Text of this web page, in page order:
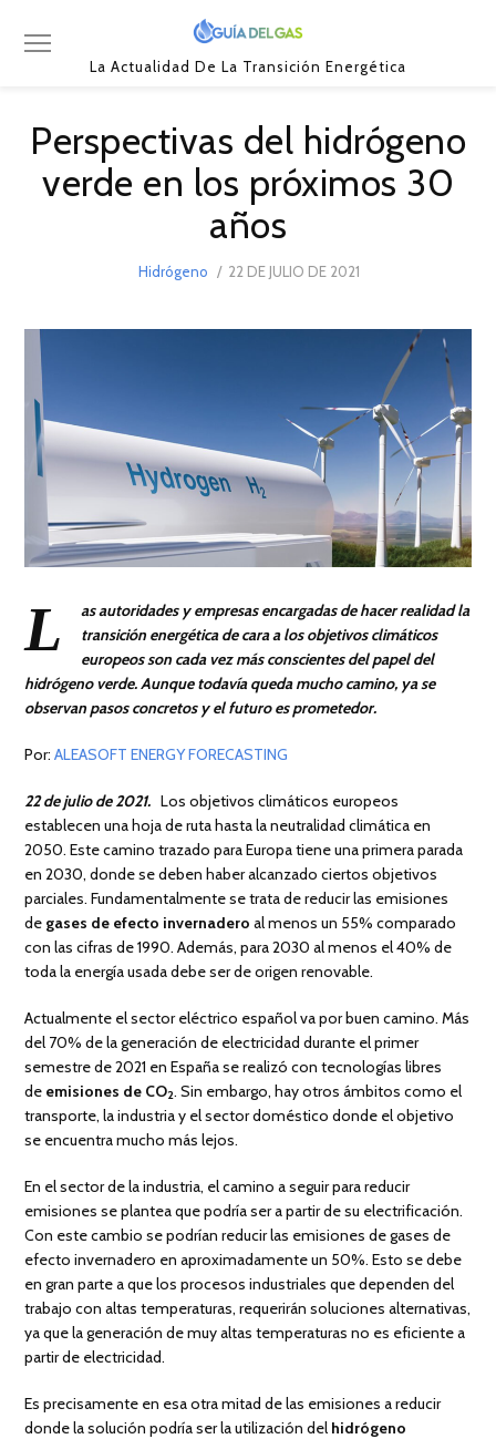
La Actualidad De La Transición Energética
Perspectivas del hidrógeno
verde en los próximos 30
años
Hidrógeno
POSTED
22 DE JULIO DE 2021
L
as autoridades y empresas encargadas de hacer realidad la
transición energética de cara a los objetivos climáticos
europeos son cada vez más conscientes del papel del
hidrógeno verde. Aunque todavía queda mucho camino, ya se
observan pasos concretos y el futuro es prometedor.
Por:ALEASOFT ENERGY FORECASTING
22 de julio de 2021. Los objetivos climáticos europeos
establecen una hoja de ruta hasta la neutralidad climática en
2050. Este camino trazado para Europa tiene una primera parada
en 2030, donde se deben haber alcanzado ciertos objetivos
parciales. Fundamentalmente se trata de reducir las emisiones
de gases de efecto invernadero al menos un 55% comparado
con las cifras de 1990. Además, para 2030 al menos el 40% de
toda la energía usada debe ser de origen renovable.
Actualmente el sector eléctrico español va por buen camino. Más
del 70% de la generación de electricidad durante el primer
semestre de 2021 en España se realizó con tecnologías libres
de emisiones de CO2. Sin embargo, hay otros ámbitos como el
transporte, la industria y el sector doméstico donde el objetivo
se encuentra mucho más lejos.
En el sector de la industria, el camino a seguir para reducir
emisiones se plantea que podría ser a partir de su electrificación.
Con este cambio se podrían reducir las emisiones de gases de
efecto invernadero en aproximadamente un 50%. Esto se debe
en gran parte a que los procesos industriales que dependen del
trabajo con altas temperaturas, requerirán soluciones alternativas,
ya que la generación de muy altas temperaturas no es eficiente a
partir de electricidad.
Es precisamente en esa otra mitad de las emisiones a reducir
donde la solución podría ser la utilización del hidrógeno